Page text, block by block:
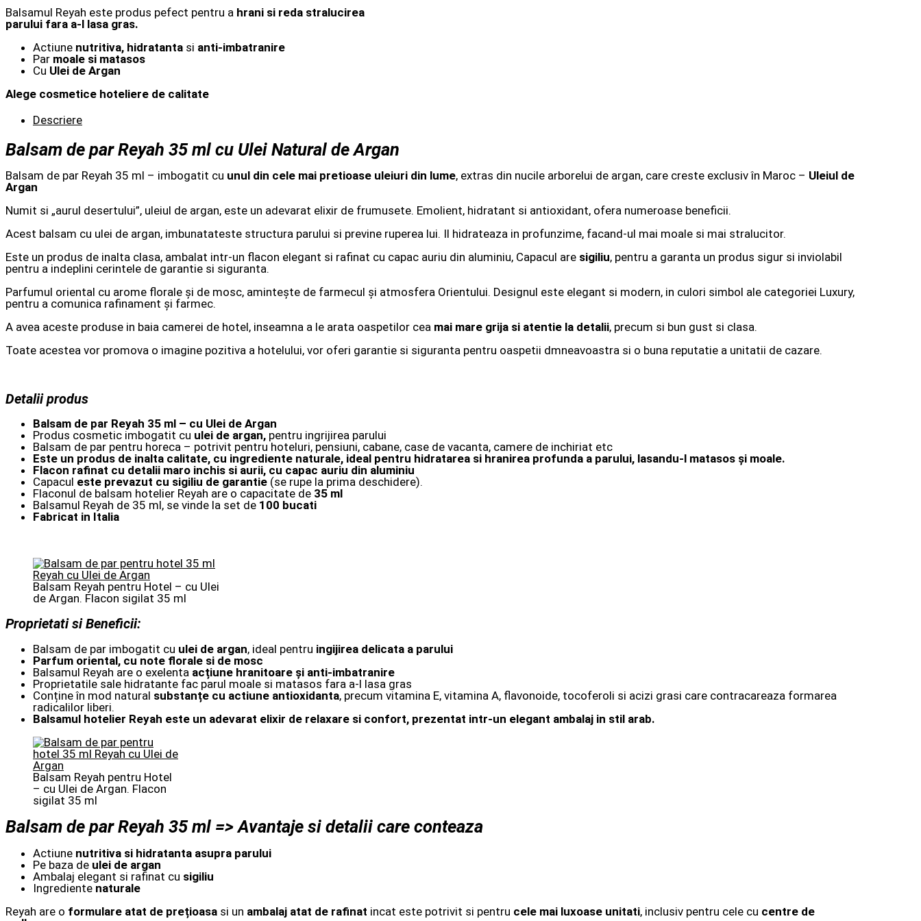
Balsamul Reyah este produs pefect pentru a hrani si reda stralucirea
parului fara a-l lasa gras.
Actiune nutritiva, hidratanta si anti-imbatranire
Par moale si matasos
Cu Ulei de Argan
Alege cosmetice hoteliere de calitate
Descriere
Balsam de par Reyah 35 ml cu Ulei Natural de Argan
Balsam de par Reyah 35 ml – imbogatit cu unul din cele mai pretioase uleiuri din lume, extras din nucile arborelui de argan, care creste exclusiv în Maroc – Uleiul de
Argan
Numit si „aurul desertului”, uleiul de argan, este un adevarat elixir de frumusete. Emolient, hidratant si antioxidant, ofera numeroase beneficii.
Acest balsam cu ulei de argan, imbunatateste structura parului si previne ruperea lui. Il hidrateaza in profunzime, facand-ul mai moale si mai stralucitor.
Este un produs de inalta clasa, ambalat intr-un flacon elegant si rafinat cu capac auriu din aluminiu, Capacul are sigiliu, pentru a garanta un produs sigur si inviolabil
pentru a indeplini cerintele de garantie si siguranta.
Parfumul oriental cu arome florale și de mosc, amintește de farmecul și atmosfera Orientului. Designul este elegant si modern, in culori simbol ale categoriei Luxury,
pentru a comunica rafinament și farmec.
A avea aceste produse in baia camerei de hotel, inseamna a le arata oaspetilor cea mai mare grija si atentie la detalii, precum si bun gust si clasa.
Toate acestea vor promova o imagine pozitiva a hotelului, vor oferi garantie si siguranta pentru oaspetii dmneavoastra si o buna reputatie a unitatii de cazare.
Detalii produs
Balsam de par Reyah 35 ml – cu Ulei de Argan
Produs cosmetic imbogatit cu ulei de argan, pentru ingrijirea parului
Balsam de par pentru horeca – potrivit pentru hoteluri, pensiuni, cabane, case de vacanta, camere de inchiriat etc
Este un produs de inalta calitate, cu ingrediente naturale, ideal pentru hidratarea si hranirea profunda a parului, lasandu-l matasos și moale.
Flacon rafinat cu detalii maro inchis si aurii, cu capac auriu din aluminiu
Capacul este prevazut cu sigiliu de garantie (se rupe la prima deschidere).
Flaconul de balsam hotelier Reyah are o capacitate de 35 ml
Balsamul Reyah de 35 ml, se vinde la set de 100 bucati
Fabricat in Italia
Balsam Reyah pentru Hotel – cu Ulei
de Argan. Flacon sigilat 35 ml
Proprietati si Beneficii:
Balsam de par imbogatit cu ulei de argan, ideal pentru ingijirea delicata a parului
Parfum oriental, cu note florale si de mosc
Balsamul Reyah are o exelenta acțiune hranitoare și anti-imbatranire
Proprietatile sale hidratante fac parul moale si matasos fara a-l lasa gras
Conține în mod natural substanțe cu actiune antioxidanta, precum vitamina E, vitamina A, flavonoide, tocoferoli si acizi grasi care contracareaza formarea
radicalilor liberi.
Balsamul hotelier Reyah este un adevarat elixir de relaxare si confort, prezentat intr-un elegant ambalaj in stil arab.
Balsam Reyah pentru Hotel
– cu Ulei de Argan. Flacon
sigilat 35 ml
Balsam de par Reyah 35 ml => Avantaje si detalii care conteaza
Actiune nutritiva si hidratanta asupra parului
Pe baza de ulei de argan
Ambalaj elegant si rafinat cu sigiliu
Ingrediente naturale
Reyah are o formulare atat de prețioasa si un ambalaj atat de rafinat incat este potrivit si pentru cele mai luxoase unitati, inclusiv pentru cele cu centre de